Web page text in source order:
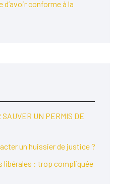
conforme à la
SAUVER UN PERMIS DE
un huissier de justice ?
libérales : trop compliquée